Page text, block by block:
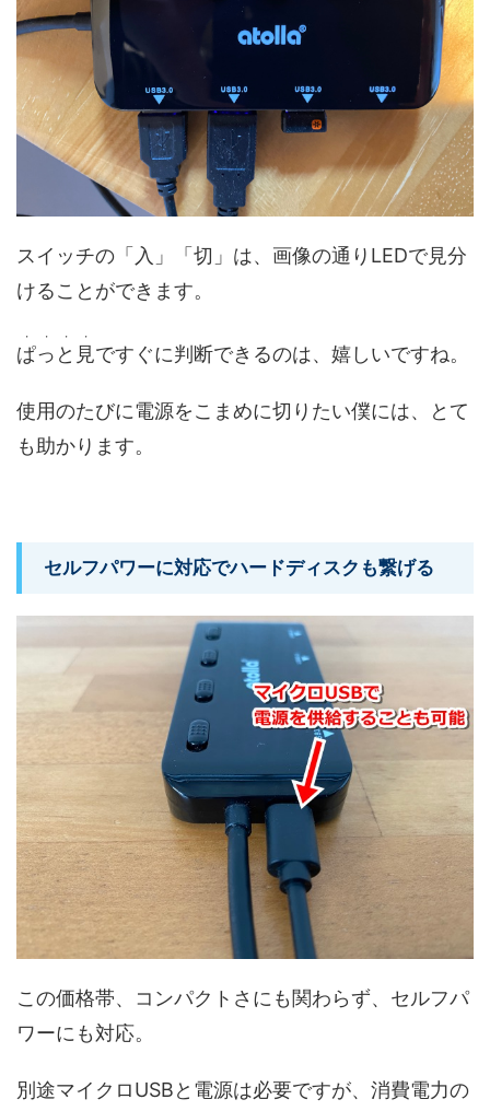
スイッチの「入」「切」は、画像の通りLEDで見分
けることができます。
ぱっと見
・・・・
ですぐに判断できるのは、嬉しいですね。
使用のたびに電源をこまめに切りたい僕には、とて
も助かります。
セルフパワーに対応でハードディスクも繋げる
この価格帯、コンパクトさにも関わらず、セルフパ
ワーにも対応。
別途マイクロUSBと電源は必要ですが、消費電力の